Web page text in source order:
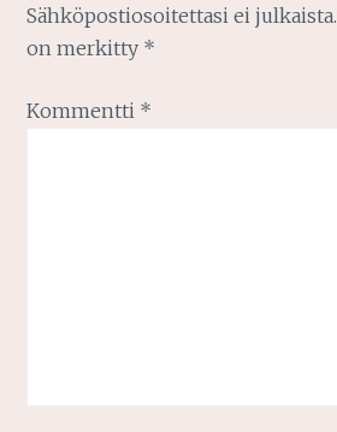
Sähköpostiosoitettasi ei julkaista.
on merkitty *
Kommentti *